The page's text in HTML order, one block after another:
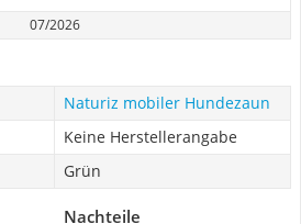
07/2026
Naturiz mobiler Hundezaun
Keine Herstellerangabe
Grün
Nachteile